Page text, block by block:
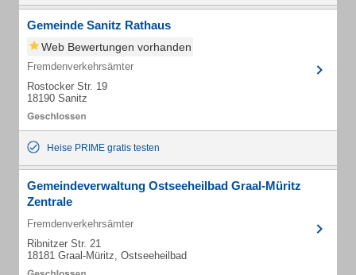
Gemeinde Sanitz Rathaus
Web Bewertungen vorhanden
Fremdenverkehrsämter
Rostocker Str. 19
18190 Sanitz
Heise PRIME gratis testen
Gemeindeverwaltung Ostseeheilbad Graal-Müritz
Zentrale
Fremdenverkehrsämter
Ribnitzer Str. 21
18181 Graal-Müritz, Ostseeheilbad